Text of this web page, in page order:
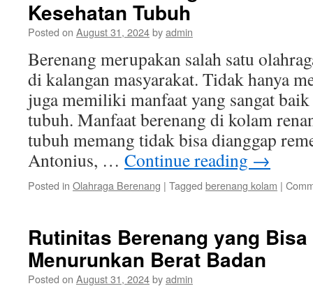
Kesehatan Tubuh
Posted on August 31, 2024byadmin
Berenang merupakan salah satu
di kalangan masyarakat. Tidak hanya
juga memiliki manfaat yang sangat
tubuh. Manfaat berenang di kolam
tubuh memang tidak bisa dianggap
Antonius, … Continue reading →
Posted in Olahraga Berenang | Tagged berenang kolam |
Rutinitas Berenang yang
Menurunkan Berat Badan
Posted on August 31, 2024byadmin